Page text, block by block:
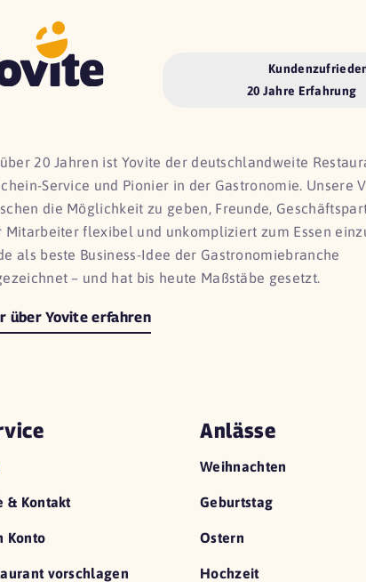
20 Jahre Erfahrung
20 Jahren ist Yovite der deutschlandweite
Service und Pionier in der Gastronomie. Unsere
die Möglichkeit zu geben, Freunde,
Mitarbeiter flexibel und unkompliziert zum Essen
als beste Business-Idee der Gastronomiebranche
– und hat bis heute Maßstäbe gesetzt.
über Yovite erfahren
& Kontakt
Konto
vorschlagen
Anlässe
Weihnachten
Geburtstag
Ostern
Hochzeit